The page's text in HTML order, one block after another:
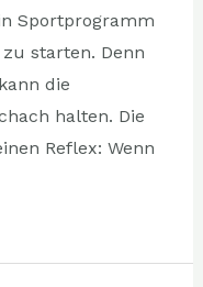
Sportprogramm
starten. Denn
die
halten. Die
Reflex: Wenn